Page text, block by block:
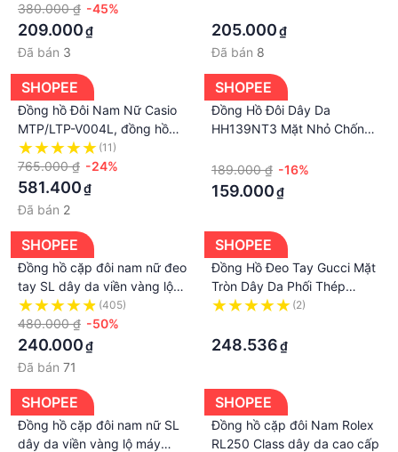
380.000 ₫ -45%
209.000₫
Đã bán 3
205.000₫
Đã bán 8
SHOPEE
Đồng hồ Đôi Nam Nữ Casio
MTP/LTP-V004L, đồng hồ
chính hãng, dây da
(11)
765.000 ₫ -24%
581.400₫
Đã bán 2
SHOPEE
Đồng Hồ Đôi Dây Da
HH139NT3 Mặt Nhỏ Chống
189.000 ₫ -16%
159.000₫
SHOPEE
Đồng hồ cặp đôi nam nữ đeo
tay SL dây da viền vàng lộ
máy đẹp thời trang giá rẻ
Winsley
(405)
480.000 ₫ -50%
240.000₫
Đã bán 71
SHOPEE
Đồng Hồ Đeo Tay Gucci Mặt
Tròn Dây Da Phối Thép
Không Gỉ Thời Trang Cho
(2)
248.536₫
SHOPEE
Đồng hồ cặp đôi nam nữ SL
dây da viền vàng lộ máy
SHOPEE
Đồng hồ cặp đôi Nam Rolex
RL250 Class dây da cao cấp